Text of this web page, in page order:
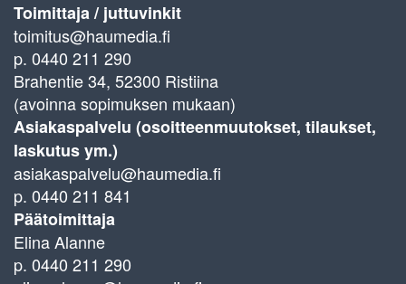
Toimittaja / juttuvinkit
toimitus@haumedia.fi
p. 0440 211 290
Brahentie 34, 52300 Ristiina
(avoinna sopimuksen mukaan)
Asiakaspalvelu (osoitteenmuutokset, tilaukset,
laskutus ym.)
asiakaspalvelu@haumedia.fi
p. 0440 211 841
Päätoimittaja
Elina Alanne
p. 0440 211 290